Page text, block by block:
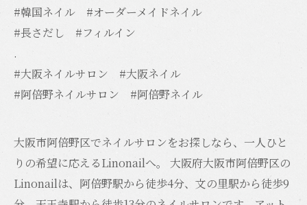
#韓国ネイル #オーダーメイドネイル
#長さだし #フィルイン
.
#大阪ネイルサロン #大阪ネイル
#阿倍野ネイルサロン #阿倍野ネイル
大阪市阿倍野区でネイルサロンをお探しなら、一人ひと
りの希望に応えるLinonailへ。 大阪府大阪市阿倍野区の
Linonailは、阿倍野駅から徒歩4分、文の里駅から徒歩9